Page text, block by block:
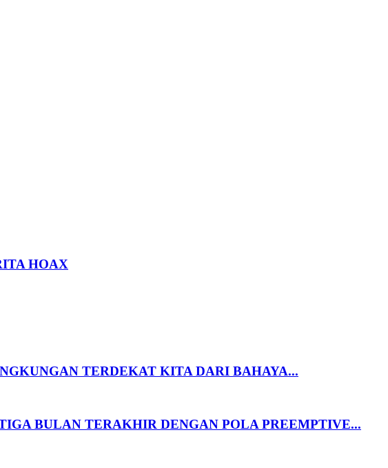
HOAX
TERDEKAT KITA DARI BAHAYA...
BULAN TERAKHIR DENGAN POLA PREEMPTIVE...